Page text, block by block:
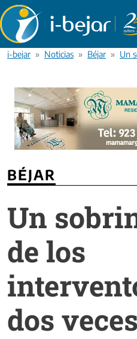
Pasar al contenido principal
i-bejar Noticias Béjar Un
BÉJAR
Un
de los
dos veces